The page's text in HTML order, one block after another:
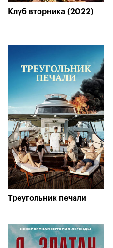
Клуб вторника (2022)
Треугольник печали